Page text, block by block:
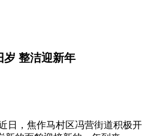
岁 整洁迎新年
日，焦作马村区冯营街道积极开